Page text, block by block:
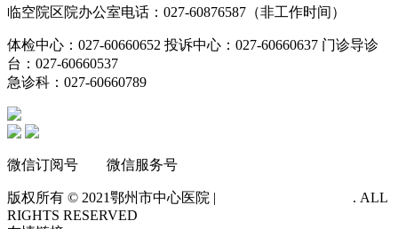
临空院区院办公室电话：027-60876587（非工作时间）
体检中心：027-60660652 投诉中心：027-60660637 门诊导诊
台：027-60660537
急诊科：027-60660789
微信订阅号 微信服务号
版权所有 © 2021鄂州市中心医院 |
. ALL
RIGHTS RESERVED